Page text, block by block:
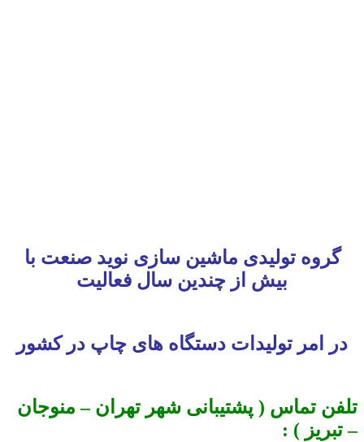
گروه تولیدی ماشین سازی نوید صنعت با
بیش از چندین سال فعالیت
در امر تولیدات دستگاه های چاپ در کشور
تلفن تماس ( پشتیبانی شهر تهران – منوجان
– تبریز ) :